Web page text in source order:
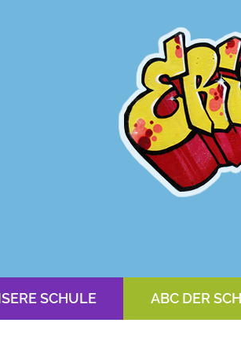
SCHULE ABC DER